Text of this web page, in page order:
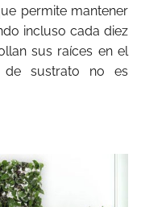
permite mantener
incluso cada diez
sus raíces en el
sustrato no es